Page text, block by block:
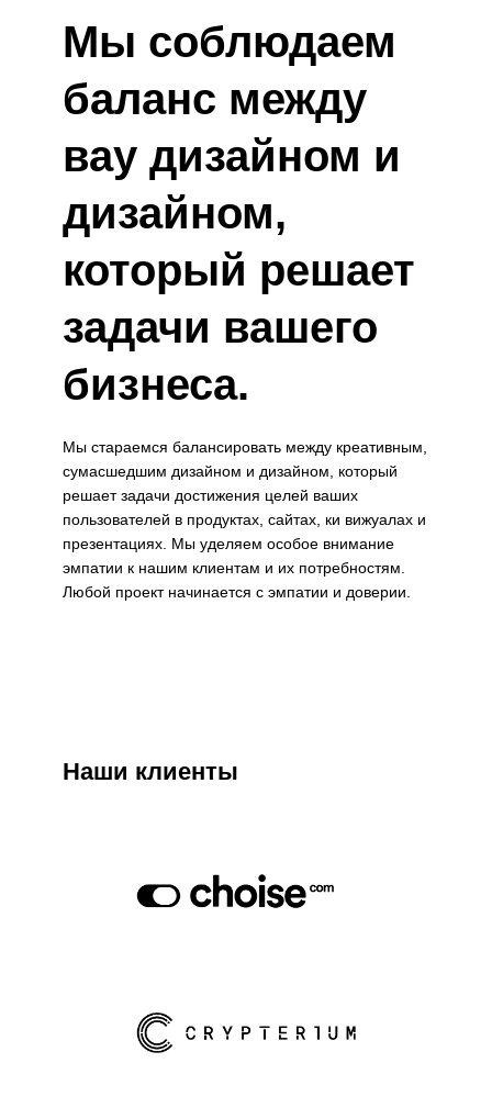
Мы соблюдаем
баланс между
вау дизайном и
дизайном,
который решает
задачи вашего
бизнеса.
Мы стараемся балансировать между креативным,
сумасшедшим дизайном и дизайном, который
решает задачи достижения целей ваших
пользователей в продуктах, сайтах, ки вижуалах и
презентациях. Мы уделяем особое внимание
эмпатии к нашим клиентам и их потребностям.
Любой проект начинается с эмпатии и доверии.
Наши клиенты